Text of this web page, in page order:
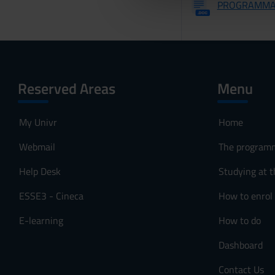
che hanno raccolto dal tuo
Reserved Areas
My Univr
Webmail
Help Desk
ESSE3 - Cineca
E-learning
Menu
Home
The
Studying at
How to enrol
How to do
Dashboard
Contact Us